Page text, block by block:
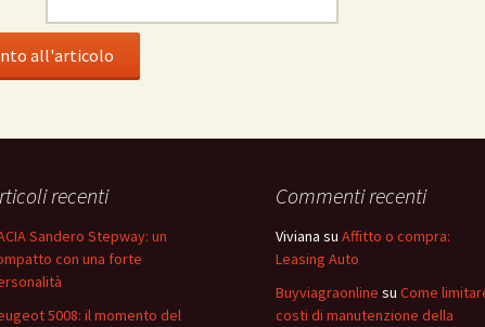
recenti
Sandero Stepway: un
con una forte
5008: il momento del
Commenti recenti
Viviana su Affitto o compra:
Leasing Auto
Buyviagraonline su Come
costi di manutenzione della